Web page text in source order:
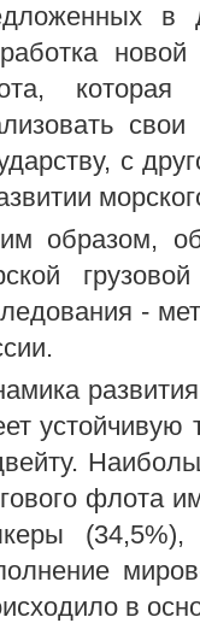
в
которая
с
образом,
-
устойчивую
флота
(34,5%),
в